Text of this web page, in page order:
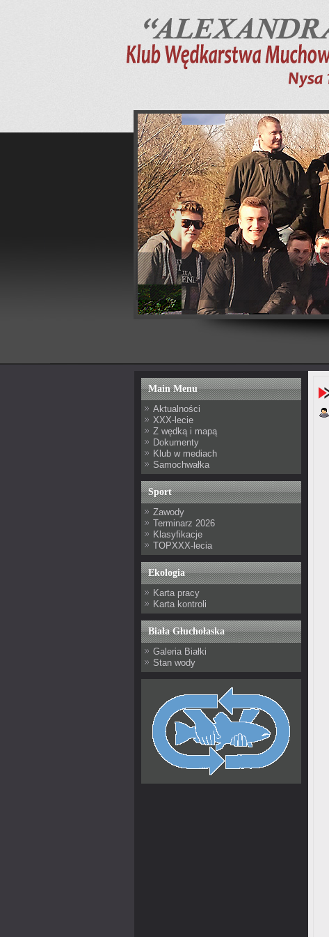
Main Menu
Aktualności
XXX-lecie
Z wędką i mapą
Dokumenty
Klub w mediach
Samochwałka
Sport
Zawody
Terminarz 2026
Klasyfikacje
TOPXXX-lecia
Ekologia
Karta pracy
Karta kontroli
Biała Głuchołaska
Galeria Białki
Stan wody